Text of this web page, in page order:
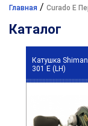
Главная / Curado E
Каталог
Катушка
301 E (LH)